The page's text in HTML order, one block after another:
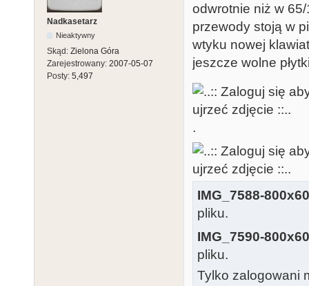
Nadkasetarz
Nieaktywny
Skąd: Zielona Góra
Zarejestrowany: 2007-05-07
Posty: 5,497
odwrotnie niż w
przewody stoją w
wtyku nowej
jeszcze wolne
.
IMG_7588-
pliku.
IMG_7590-
pliku.
Tylko zalogowani